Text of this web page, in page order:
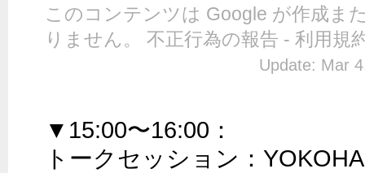
このコンテンツは Google が作成ま
りません。 不正行為の報告 - 利用規
Update: Mar
▼15:00〜16:00：
トークセッション：